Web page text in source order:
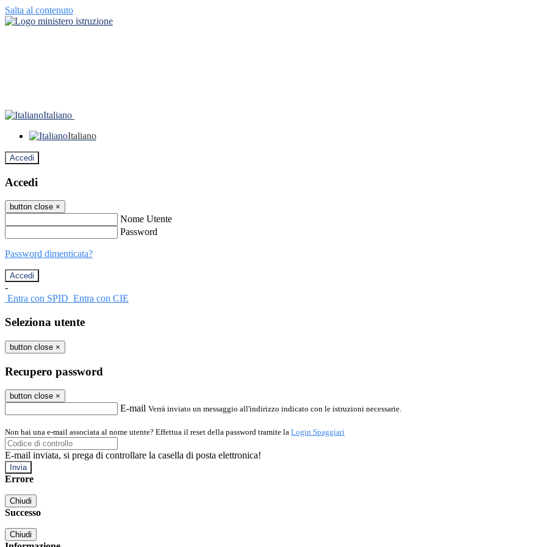
Salta al contenuto
Italiano
Italiano
Accedi
Accedi
button close ×
Nome Utente
Password
Password dimenticata?
-
Entra con SPID Entra con CIE
Seleziona utente
button close ×
Recupero password
button close ×
E-mail Verrà inviato un messaggio all'indirizzo indicato con le istruzioni necessarie.
Non hai una e-mail associata al nome utente? Effettua il reset della password tramite la Login Spaggiari
E-mail inviata, si prega di controllare la casella di posta elettronica!
Errore
Chiudi
Successo
Chiudi